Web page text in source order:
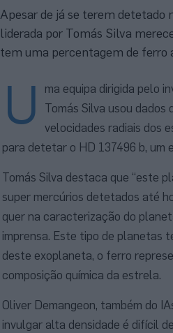
Apesar de já se terem
liderada por Tomás Silva
tem uma percentagem de ferro
U
ma equipa dirigida pelo
Tomás Silva usou
velocidades radiais dos
para detetar o HD 137496 b, um
Tomás Silva destaca que “este
super mercúrios detetados até
quer na caracterização do
imprensa. Este tipo de planetas
deste exoplaneta, o ferro
composição química da estrela.
Oliver Demangeon, também do
invulgar alta densidade é difícil